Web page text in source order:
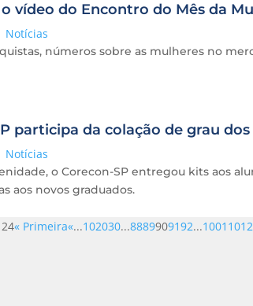
vídeo do Encontro do Mês da
Notícias
números sobre as mulheres no
participa da colação de grau
Notícias
o Corecon-SP entregou kits aos
aos novos graduados.
« Primeira«...102030...8889909192...100110